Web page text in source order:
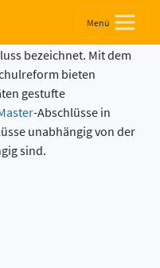
Menü
Abschluss wird
bezeichnet. Mit dem
bieten
gestufte
-Abschlüsse in
unabhängig von der
sind.